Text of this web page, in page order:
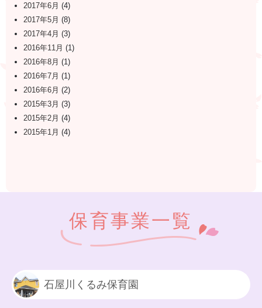
2017年6月 (4)
2017年5月 (8)
2017年4月 (3)
2016年11月 (1)
2016年8月 (1)
2016年7月 (1)
2016年6月 (2)
2015年3月 (3)
2015年2月 (4)
2015年1月 (4)
保育事業一覧
石屋川くるみ保育園